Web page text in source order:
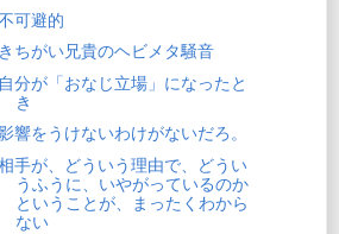
可避的
ちがい兄貴のヘビメタ騒音
分が「おなじ立場」になったと
き
響をうけないわけがないだろ。
手が、どういう理由で、どうい
うふうに、いやがっているのか
ということが、まったくわから
ない